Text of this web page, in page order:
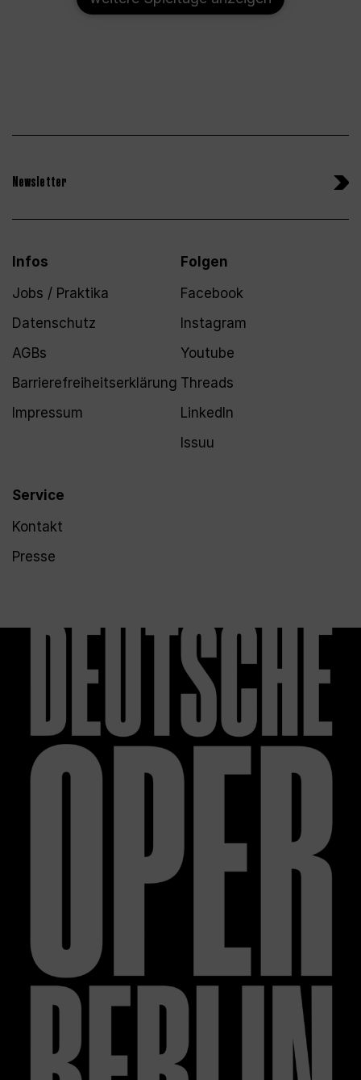
Newsletter
Infos
Jobs / Praktika
Datenschutz
AGBs
Barrierefreiheitserklärung
Impressum
Service
Kontakt
Presse
Folgen
Facebook
Instagram
Youtube
Threads
LinkedIn
Issuu